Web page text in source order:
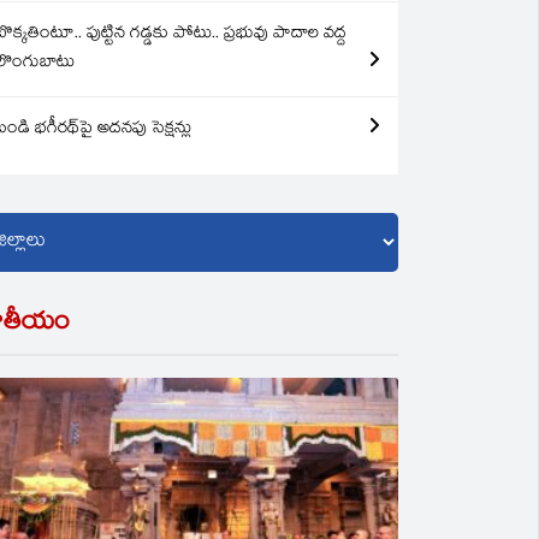
పుట్టిన గడ్డకు పోటు.. ప్రభువు పాదాల వద్ద
భగీరథ్‌పై అదనపు సెక్షన్లు